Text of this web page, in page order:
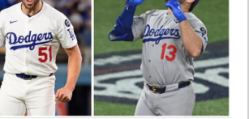
片人的多重宇宙」職涯論壇9/12登場！
員齊聚高雄 Formosa 7s掀足球熱潮
混蛋號召粉絲跨海追星吃美食！ 18:15